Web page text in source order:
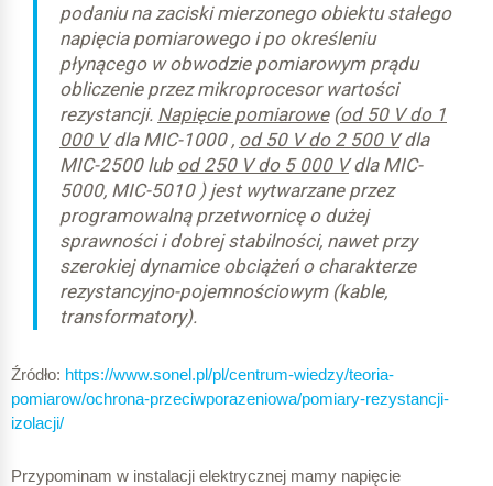
podaniu na zaciski mierzonego obiektu stałego
napięcia pomiarowego i po określeniu
płynącego w obwodzie pomiarowym prądu
obliczenie przez mikroprocesor wartości
rezystancji. Napięcie pomiarowe(od 50 V do 1
000 Vdla MIC-1000 , od 50 V do 2 500 Vdla
MIC-2500 lub od 250 V do 5 000 Vdla MIC-
5000, MIC-5010 ) jest wytwarzane przez
programowalną przetwornicę o dużej
sprawności i dobrej stabilności, nawet przy
szerokiej dynamice obciążeń o charakterze
rezystancyjno-pojemnościowym (kable,
transformatory).
Źródło: https://www.sonel.pl/pl/centrum-wiedzy/teoria-
pomiarow/ochrona-przeciwporazeniowa/pomiary-rezystancji-
izolacji/
Przypominam w instalacji elektrycznej mamy napięcie